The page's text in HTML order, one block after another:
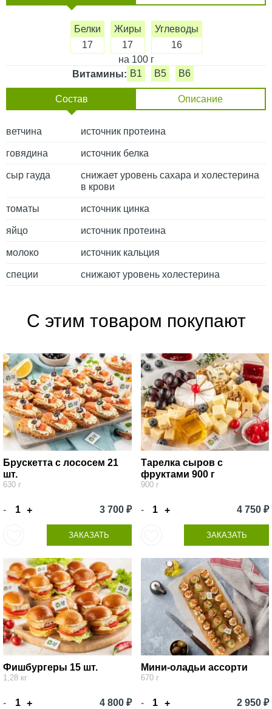
Белки
17
Жиры
17
Углеводы
16
на 100 г
Витамины: B1 B5 B6
Состав Описание
ветчина источник протеина
говядина источник белка
сыр гауда
снижает уровень сахара и холестерина
в крови
томаты источник цинка
яйцо источник протеина
молоко источник кальция
специи снижают уровень холестерина
С этим товаром покупают
Брускетта с лососем 21
шт.
630 г
- + 3 700 ₽
ЗАКАЗАТЬ
Тарелка сыров с
фруктами 900 г
900 г
- + 4 750 ₽
ЗАКАЗАТЬ
Фишбургеры 15 шт.
1,28 кг
- + 4 800 ₽
Мини-оладьи ассорти
670 г
- + 2 950 ₽